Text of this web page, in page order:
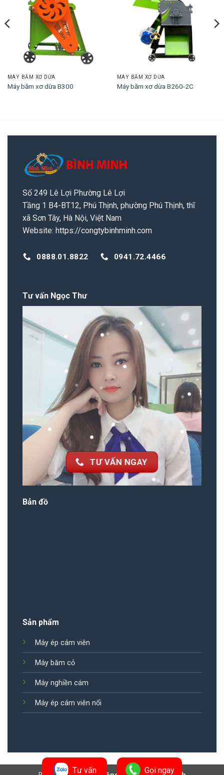
MÁY BĂM XƠ DỪA
Máy băm xơ dừa B300
MÁY BĂM XƠ DỪA
Máy băm xơ dừa B260-2C
Số 249 Lê Lợi Phường Lê Lợi
Tầng 1 B4-BT12, Phú Thịnh, phường Phú Thịnh, thĩ
xã Sơn Tây, Hà Nội, Việt Nam
Website: https://congtybinhminh.com
0888.01.8822 0941.72.4466
Tư vấn Ngọc Thư
TƯ VẤN NGAY
Bản đồ
Sản phẩm
Máy ép cám viên
Máy băm cỏ
Máy nghiền cám
Máy ép cám viên nổi
Tư vấn Gọi ngay